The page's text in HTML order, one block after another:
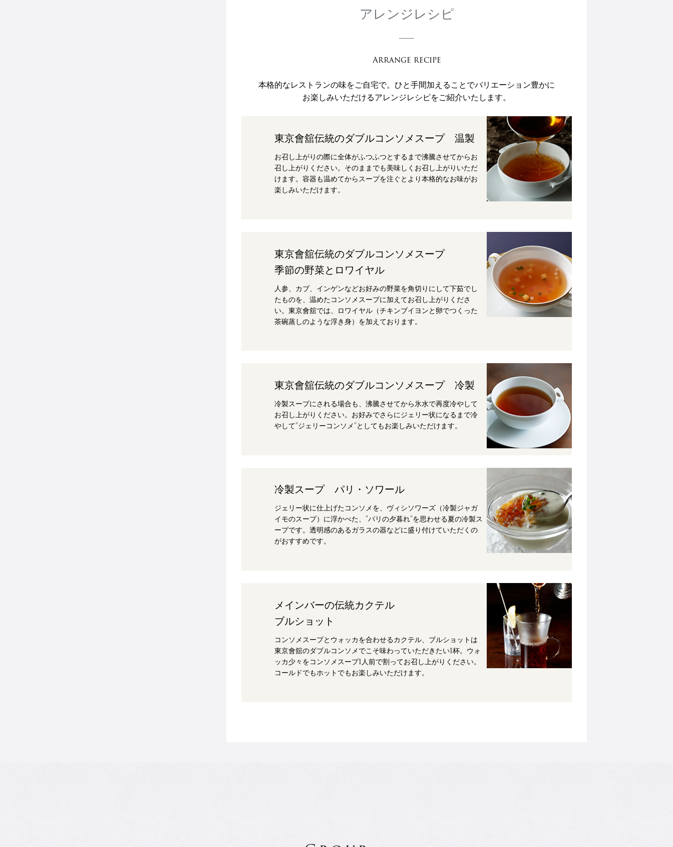
アレンジレシピ
Arrange recipe
本格的なレストランの味をご自宅で。ひと手間加えることでバリエーション豊かに
お楽しみいただけるアレンジレシピをご紹介いたします。
東京會舘伝統のダブルコンソメスープ 温製
お召し上がりの際に全体がふつふつとするまで沸騰させてからお
召し上がりください。そのままでも美味しくお召し上がりいただ
けます。容器も温めてからスープを注ぐとより本格的なお味がお
楽しみいただけます。
東京會舘伝統のダブルコンソメスープ
季節の野菜とロワイヤル
人参、カブ、インゲンなどお好みの野菜を角切りにして下茹でし
たものを、温めたコンソメスープに加えてお召し上がりくださ
い。東京會舘では、ロワイヤル（チキンブイヨンと卵でつくった
茶碗蒸しのような浮き身）を加えております。
東京會舘伝統のダブルコンソメスープ 冷製
冷製スープにされる場合も、沸騰させてから氷水で再度冷やして
お召し上がりください。お好みでさらにジェリー状になるまで冷
やして"ジェリーコンソメ"としてもお楽しみいただけます。
冷製スープ パリ・ソワール
ジェリー状に仕上げたコンソメを、ヴィシソワーズ（冷製ジャガ
イモのスープ）に浮かべた、"パリの夕暮れ"を思わせる夏の冷製ス
ープです。透明感のあるガラスの器などに盛り付けていただくの
がおすすめです。
メインバーの伝統カクテル
ブルショット
コンソメスープとウォッカを合わせるカクテル、ブルショットは
東京會舘のダブルコンソメでこそ味わっていただきたい1杯。ウォ
ッカ少々をコンソメスープ1人前で割ってお召し上がりください。
コールドでもホットでもお楽しみいただけます。